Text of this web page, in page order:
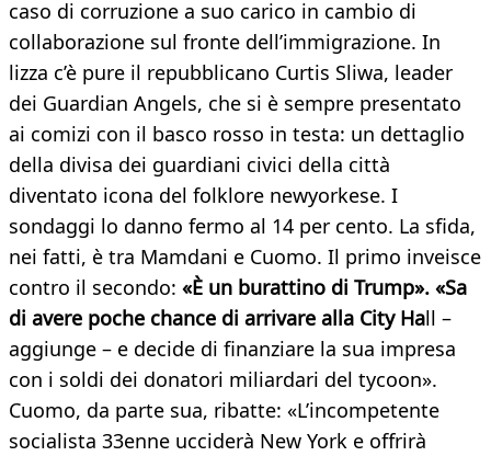
caso di corruzione a suo carico in cambio di
collaborazione sul fronte dell’immigrazione. In
lizza c’è pure il repubblicano Curtis Sliwa, leader
dei Guardian Angels, che si è sempre presentato
ai comizi con il basco rosso in testa: un dettaglio
della divisa dei guardiani civici della città
diventato icona del folklore newyorkese. I
sondaggi lo danno fermo al 14 per cento. La sfida,
nei fatti, è tra Mamdani e Cuomo. Il primo inveisce
contro il secondo: «È un burattino di Trump». «Sa
di avere poche chance di arrivare alla City Hall –
aggiunge – e decide di finanziare la sua impresa
con i soldi dei donatori miliardari del tycoon».
Cuomo, da parte sua, ribatte: «L’incompetente
socialista 33enne ucciderà New York e offrirà